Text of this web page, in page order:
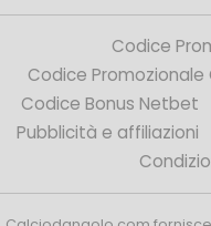
Codice
Codice
Codice Bonus Netbet
Pubblicità e affiliazioni